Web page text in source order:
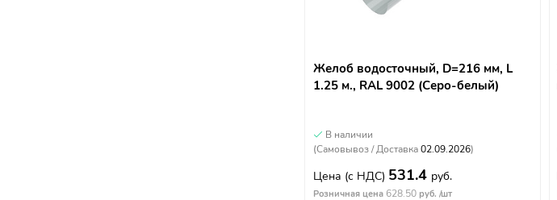
Желоб водосточный, D=216 мм, L
1.25 м., RAL 9002 (Серо-белый)
В наличии
(Самовывоз / Доставка02.09.2026)
Цена (с НДС) 531.4 руб.
Розничная цена 628.50 руб. /шт